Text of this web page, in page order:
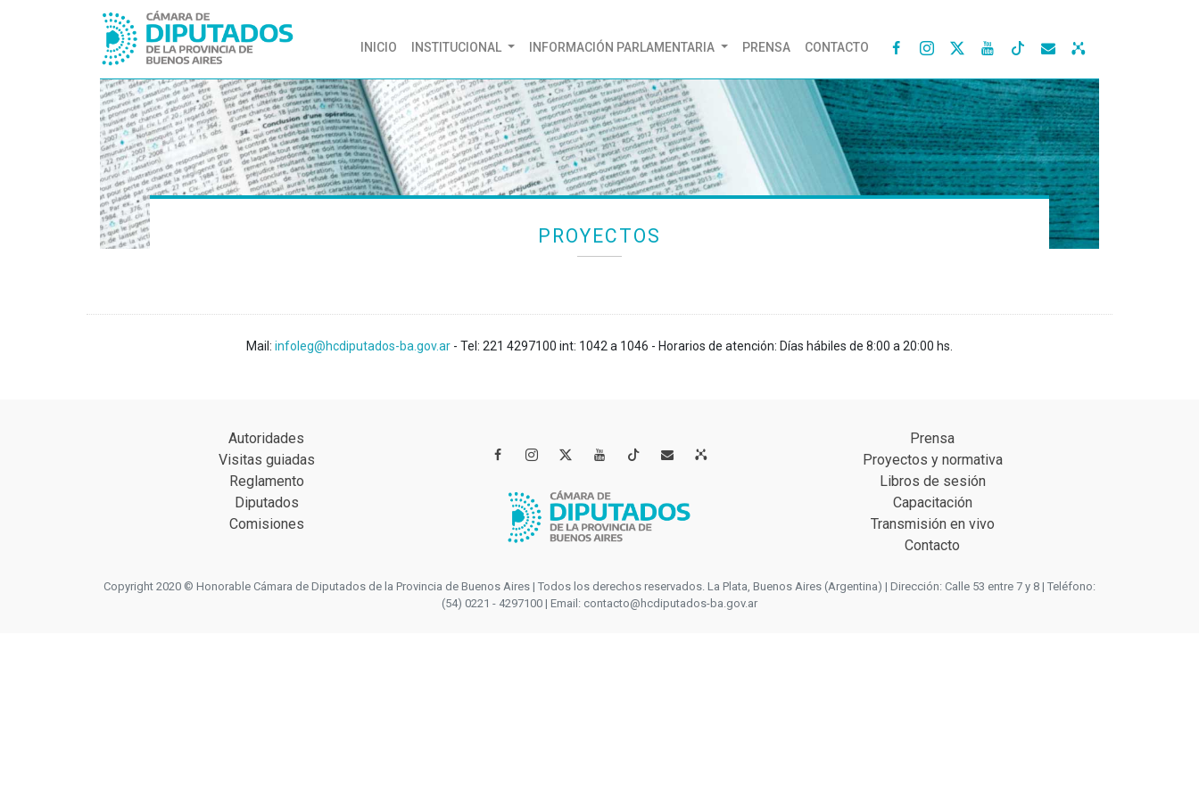
INICIO (CURRENT)
INSTITUCIONAL INFORMACIÓN PARLAMENTARIA PRENSA CONTACTO    
PROYECTOS
Mail: infoleg@hcdiputados-ba.gov.ar - Tel: 221 4297100 int: 1042 a 1046 - Horarios de atención: Días hábiles de 8:00 a 20:00 hs.
Autoridades
Visitas guiadas
Reglamento
Diputados
Comisiones
   
Prensa
Proyectos y normativa
Libros de sesión
Capacitación
Transmisión en vivo
Contacto
Copyright 2020 © Honorable Cámara de Diputados de la Provincia de Buenos Aires | Todos los derechos reservados. La Plata, Buenos Aires (Argentina) | Dirección: Calle 53 entre 7 y 8 | Teléfono:
(54) 0221 - 4297100 | Email: contacto@hcdiputados-ba.gov.ar